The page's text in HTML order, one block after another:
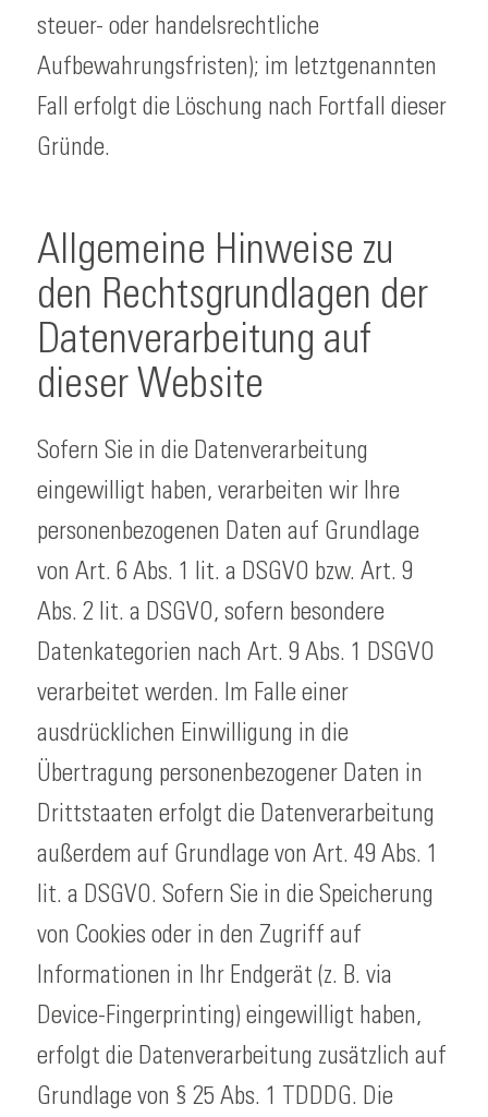
steuer- oder handelsrechtliche
Aufbewahrungsfristen); im letztgenannten
Fall erfolgt die Löschung nach Fortfall dieser
Gründe.
Allgemeine Hinweise zu
den Rechtsgrundlagen der
Datenverarbeitung auf
dieser Website
Sofern Sie in die Datenverarbeitung
eingewilligt haben, verarbeiten wir Ihre
personenbezogenen Daten auf Grundlage
von Art. 6 Abs. 1 lit. a DSGVO bzw. Art. 9
Abs. 2 lit. a DSGVO, sofern besondere
Datenkategorien nach Art. 9 Abs. 1 DSGVO
verarbeitet werden. Im Falle einer
ausdrücklichen Einwilligung in die
Übertragung personenbezogener Daten in
Drittstaaten erfolgt die Datenverarbeitung
außerdem auf Grundlage von Art. 49 Abs. 1
lit. a DSGVO. Sofern Sie in die Speicherung
von Cookies oder in den Zugriff auf
Informationen in Ihr Endgerät (z. B. via
Device-Fingerprinting) eingewilligt haben,
erfolgt die Datenverarbeitung zusätzlich auf
Grundlage von § 25 Abs. 1 TDDDG. Die